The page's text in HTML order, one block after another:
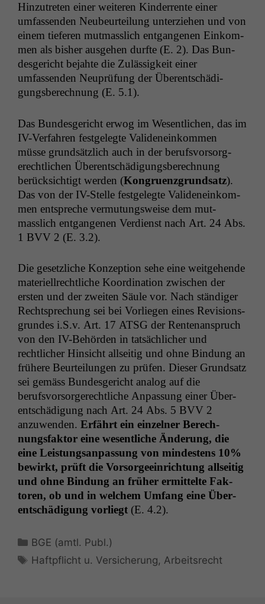
Hinzutreten ein­er weit­eren Kinder­rente ein­er
umfassenden Neubeurteilung unterziehen und von
einem tief­er­en mut­masslich ent­gan­genen Einkom­
men als bish­er aus­ge­hen durfte (E. 2). Das Bun­
des­gericht bejahte die Zuläs­sigkeit ein­er
umfassenden Neuprü­fung der Über­entschädi­
gungs­berech­nung (E. 5.1).
Das Bun­des­gericht erwog im Wesentlichen, das im
IV-Ver­fahren fest­gelegte Vali­deneinkom­men
müsse grund­sät­zlich auch in der berufsvor­sorg­
erechtlichen Über­entschädi­gungs­berech­nung
berück­sichtigt wer­den (Kon­gruen­z­grund­satz).
Das von der IV-Stelle fest­gelegte Vali­deneinkom­
men entspreche ver­mu­tungsweise dem mut­
masslich ent­gan­genen Ver­di­enst nach Art. 24 Abs.
1 BVV 2 (E. 3.2).
Die geset­zliche Konzep­tion sehe eine weit­ge­hende
materiell­rechtliche Koor­di­na­tion zwis­chen der
ersten und der zweit­en Säule vor. Nach ständi­ger
Recht­sprechung sei bei Vor­liegen eines Revi­sion­s­
grun­des i.S.v. Art. 17 ATSG der Rente­nanspruch
von den IV-Behör­den in tat­säch­lich­er und
rechtlich­er Hin­sicht all­seit­ig und ohne Bindung an
frühere Beurteilun­gen zu prüfen. Dieser Grund­satz
sei gemäss Bun­des­gericht ana­log auf die
berufsvor­sorg­erechtliche Anpas­sung ein­er Über­
entschädi­gung nach Art. 24 Abs. 5 BVV 2
anzuwen­den. Erfährt ein einzel­ner Berech­
nungs­fak­tor eine wesentliche Änderung, die
eine Leis­tungsan­pas­sung von min­destens 10%
bewirkt, prüft die Vor­sorgeein­rich­tung all­seit­ig
und ohne Bindung an früher ermit­telte Fak­
toren, ob und in welchem Umfang eine Über­
entschädi­gung vor­liegt (E. 4.2).
Kategorien
BGE (amtl. Publ.)
Schlagwörter
Haftpflicht u. Versicherung,Arbeitsrecht